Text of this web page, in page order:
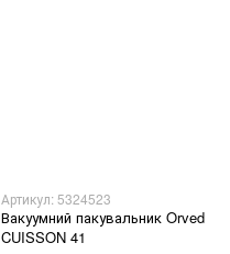
Артикул: 5324523
Вакуумний пакувальник Orved
CUISSON 41